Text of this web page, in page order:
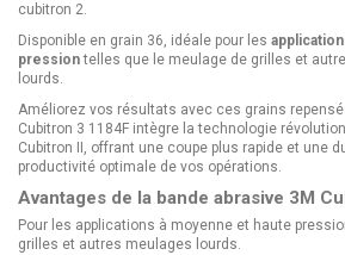
cubitron 2.
Disponible en grain 36, idéale pour les
pressiontelles que le meulage de grilles et
lourds.
Améliorez vos résultats avec ces grains
Cubitron 3 1184F intègre la technologie
Cubitron II, offrant une coupe plus rapide et une
productivité optimale de vos opérations.
Avantages de la bande abrasive 3M
Pour les applications à moyenne et haute
grilles et autres meulages lourds.